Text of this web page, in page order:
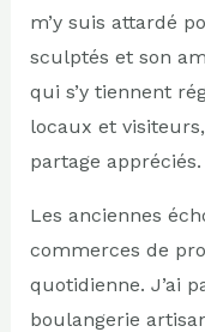
m’y suis attardé
sculptés et son
qui s’y tiennent
locaux et
partage appréciés.
Les anciennes
commerces de
quotidienne. J’ai
boulangerie